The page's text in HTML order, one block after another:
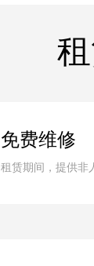
免费维修
租赁期间，提供非